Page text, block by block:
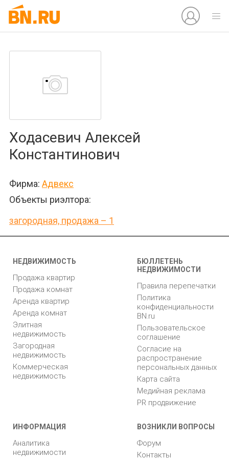
Ходасевич Алексей
Константинович
Фирма: Адвекс
Объекты риэлтора:
загородная, продажа – 1
НЕДВИЖИМОСТЬ
Продажа квартир
Продажа комнат
Аренда квартир
Аренда комнат
Элитная
недвижимость
Загородная
недвижимость
Коммерческая
недвижимость
БЮЛЛЕТЕНЬ
НЕДВИЖИМОСТИ
Правила перепечатки
Политика
конфиденциальности
BN.ru
Пользовательское
соглашение
Согласие на
распространение
персональных данных
Карта сайта
Медийная реклама
PR продвижение
ИНФОРМАЦИЯ
Аналитика
недвижимости
ВОЗНИКЛИ ВОПРОСЫ
Форум
Контакты